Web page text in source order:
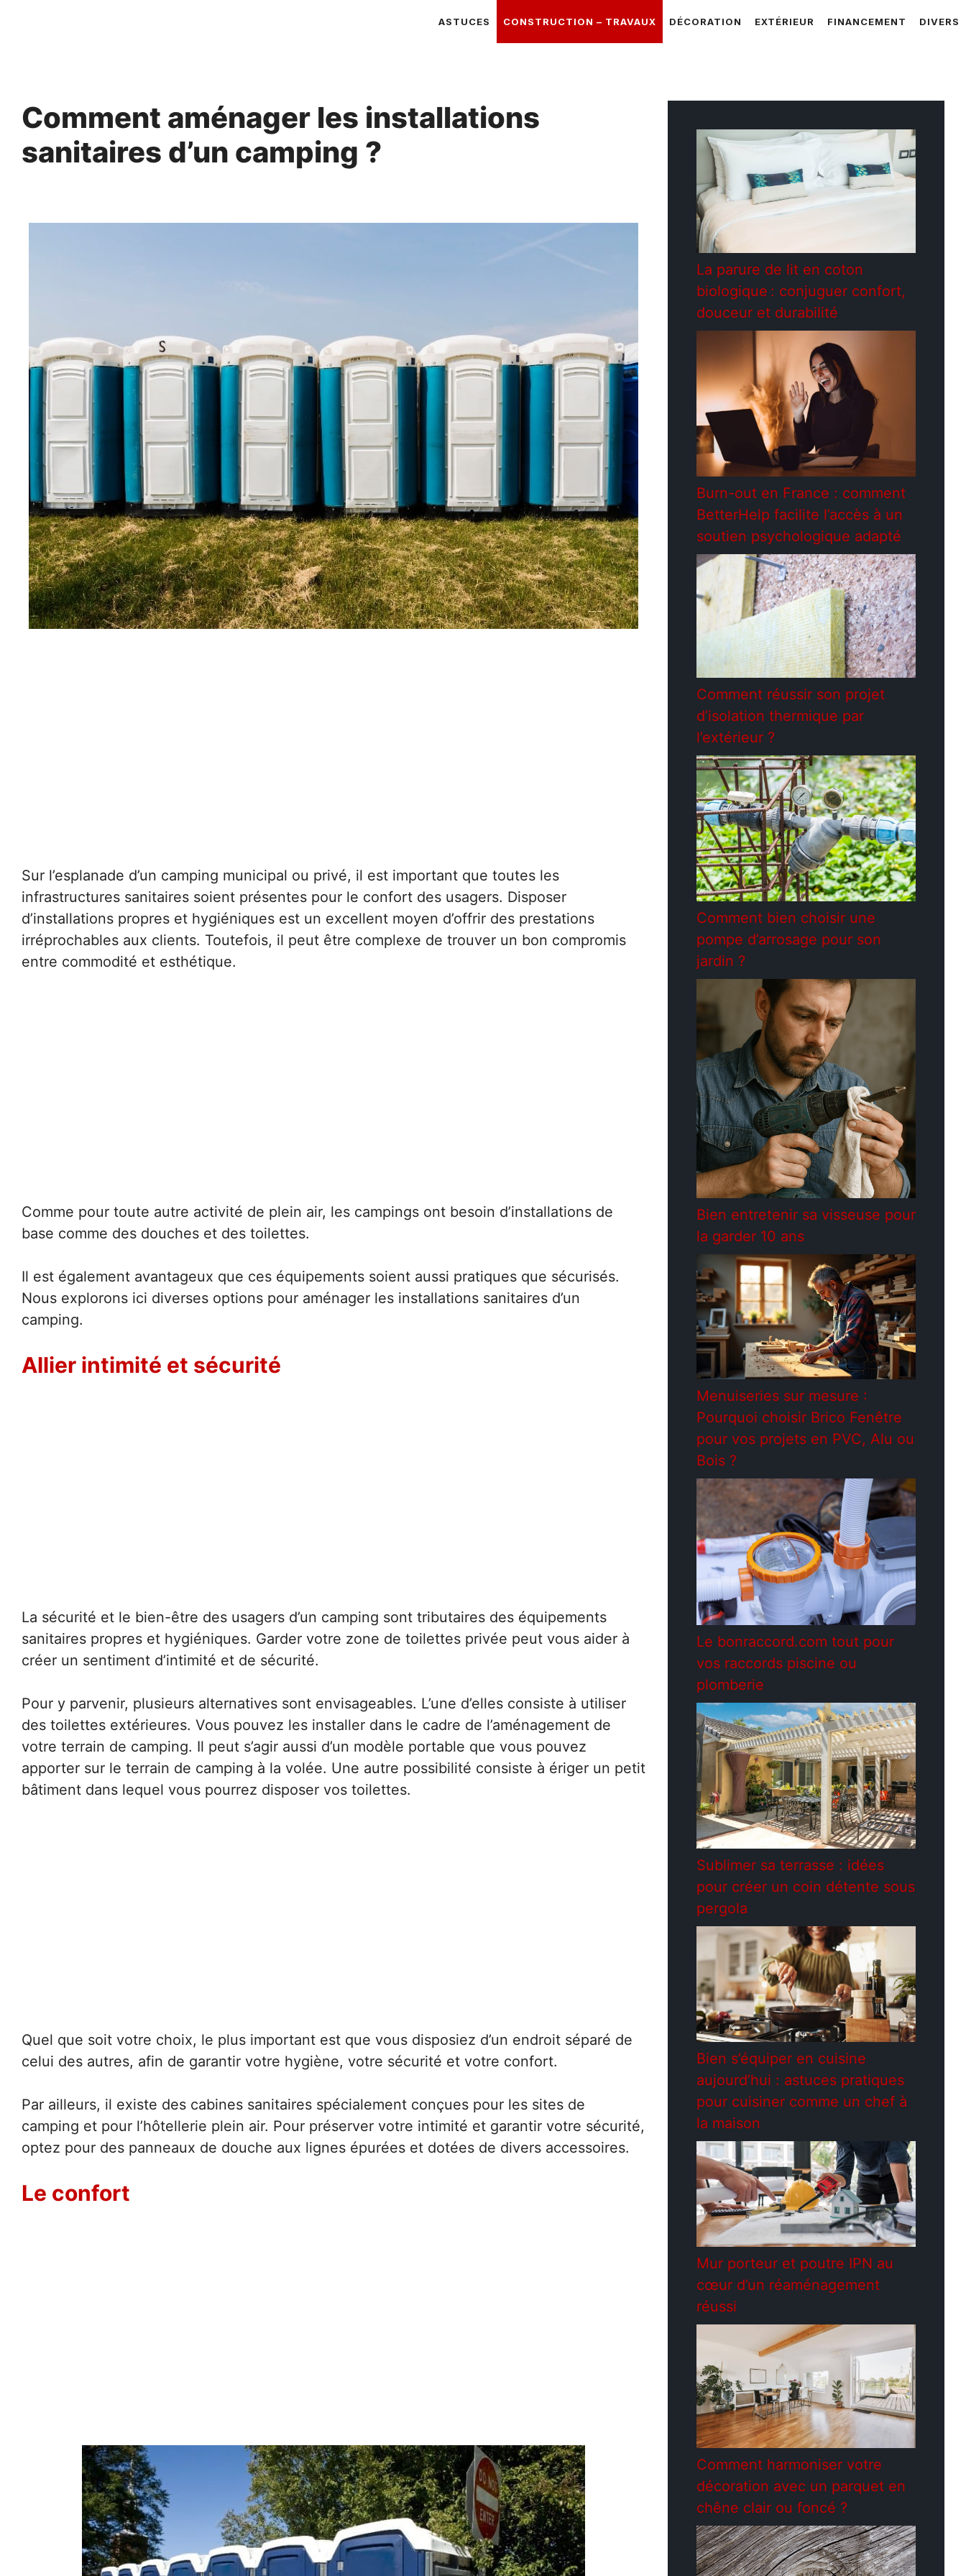
ASTUCES CONSTRUCTION – TRAVAUX DÉCORATION EXTÉRIEUR FINANCEMENT DIVERS
Comment aménager les installations
sanitaires d’un camping ?
Sur l’esplanade d’un camping municipal ou privé, il est important que toutes les
infrastructures sanitaires soient présentes pour le confort des usagers. Disposer
d’installations propres et hygiéniques est un excellent moyen d’offrir des prestations
irréprochables aux clients. Toutefois, il peut être complexe de trouver un bon compromis
entre commodité et esthétique.
Comme pour toute autre activité de plein air, les campings ont besoin d’installations de
base comme des douches et des toilettes.
Il est également avantageux que ces équipements soient aussi pratiques que sécurisés.
Nous explorons ici diverses options pour aménager les installations sanitaires d’un
camping.
Allier intimité et sécurité
La sécurité et le bien-être des usagers d’un camping sont tributaires des équipements
sanitaires propres et hygiéniques. Garder votre zone de toilettes privée peut vous aider à
créer un sentiment d’intimité et de sécurité.
Pour y parvenir, plusieurs alternatives sont envisageables. L’une d’elles consiste à utiliser
des toilettes extérieures. Vous pouvez les installer dans le cadre de l’aménagement de
votre terrain de camping. Il peut s’agir aussi d’un modèle portable que vous pouvez
apporter sur le terrain de camping à la volée. Une autre possibilité consiste à ériger un petit
bâtiment dans lequel vous pourrez disposer vos toilettes.
Quel que soit votre choix, le plus important est que vous disposiez d’un endroit séparé de
celui des autres, afin de garantir votre hygiène, votre sécurité et votre confort.
Par ailleurs, il existe des cabines sanitaires spécialement conçues pour les sites de
camping et pour l’hôtellerie plein air. Pour préserver votre intimité et garantir votre sécurité,
optez pour des panneaux de douche aux lignes épurées et dotées de divers accessoires.
Le confort
La parure de lit en coton
biologique : conjuguer confort,
douceur et durabilité
Burn-out en France : comment
BetterHelp facilite l’accès à un
soutien psychologique adapté
Comment réussir son projet
d’isolation thermique par
l’extérieur ?
Comment bien choisir une
pompe d’arrosage pour son
jardin ?
Bien entretenir sa visseuse pour
la garder 10 ans
Menuiseries sur mesure :
Pourquoi choisir Brico Fenêtre
pour vos projets en PVC, Alu ou
Bois ?
Le bonraccord.com tout pour
vos raccords piscine ou
plomberie
Sublimer sa terrasse : idées
pour créer un coin détente sous
pergola
Bien s’équiper en cuisine
aujourd’hui : astuces pratiques
pour cuisiner comme un chef à
la maison
Mur porteur et poutre IPN au
cœur d’un réaménagement
réussi
Comment harmoniser votre
décoration avec un parquet en
chêne clair ou foncé ?